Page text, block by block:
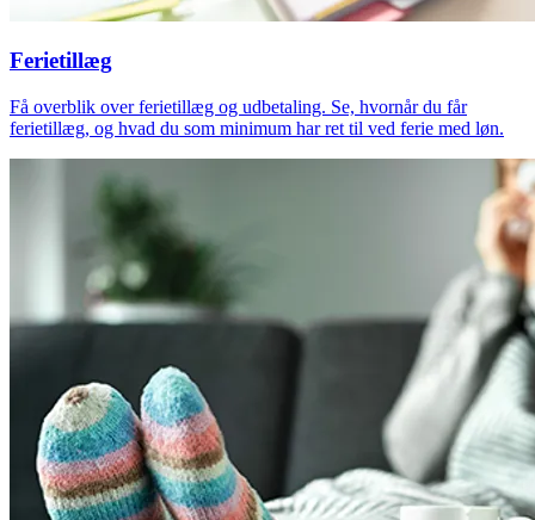
Ferietillæg
Få overblik over ferietillæg og udbetaling. Se, hvornår du får
ferietillæg, og hvad du som minimum har ret til ved ferie med løn.